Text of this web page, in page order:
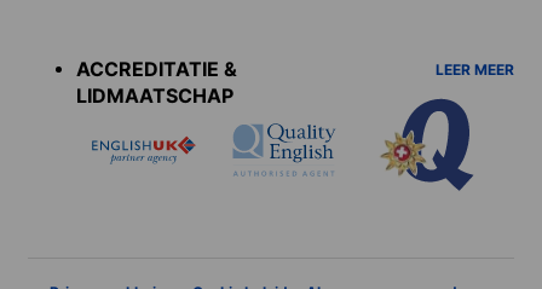
ACCREDITATIE &
LIDMAATSCHAP
LEER MEER